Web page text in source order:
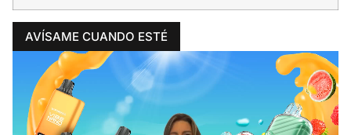
AVÍSAME CUANDO ESTÉ